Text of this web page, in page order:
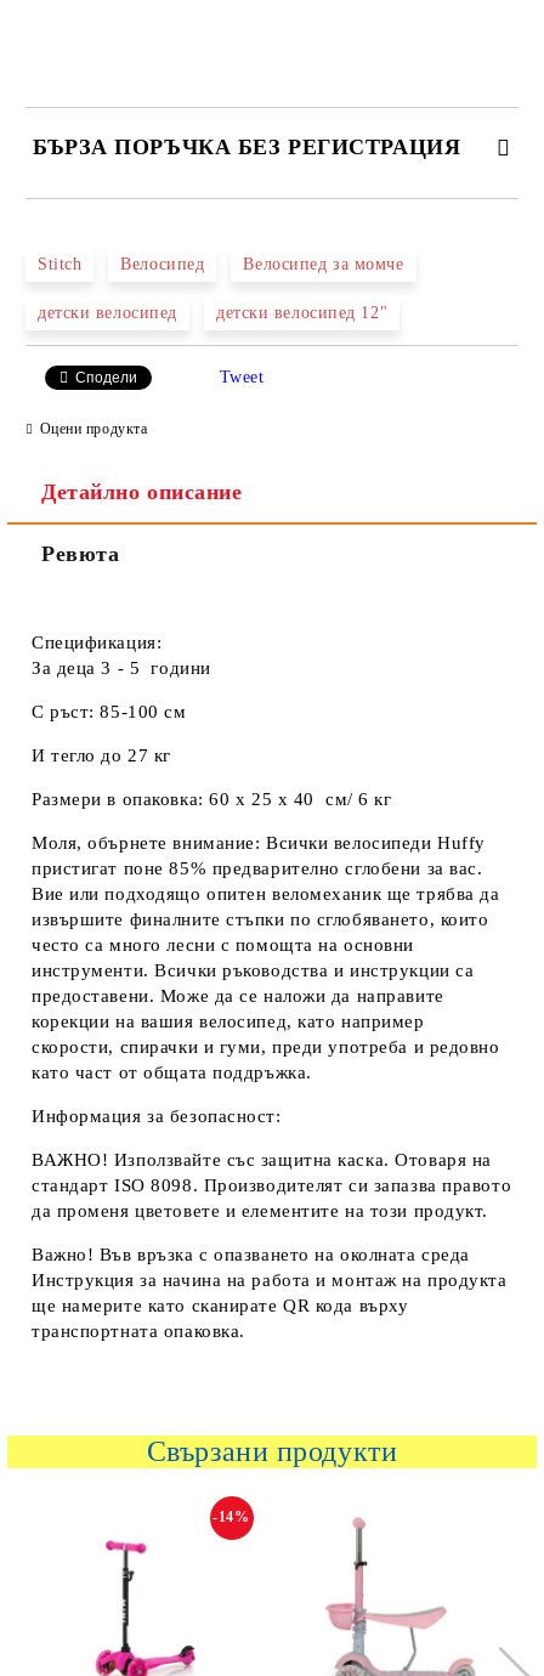
БЪРЗА ПОРЪЧКА БЕЗ РЕГИСТРАЦИЯ
Ние ще се свържем с вас в рамките на работния ден.
Stitch Велосипед Велосипед за момче
детски велосипед детски велосипед 12"
Сподели Tweet
Оцени продукта
Детайлно описание
Ревюта
Спецификация:
За деца 3 - 5 години
С ръст: 85-100 см
И тегло до 27 кг
Размери в опаковка: 60 х 25 х 40 см/ 6 кг
Моля, обърнете внимание: Всички велосипеди Huffy
пристигат поне 85% предварително сглобени за вас.
Вие или подходящо опитен веломеханик ще трябва да
извършите финалните стъпки по сглобяването, които
често са много лесни с помощта на основни
инструменти. Всички ръководства и инструкции са
предоставени. Може да се наложи да направите
корекции на вашия велосипед, като например
скорости, спирачки и гуми, преди употреба и редовно
като част от общата поддръжка.
Информация за безопасност:
ВАЖНО! Използвайте със защитна каска. Отоваря на
стандарт ISO 8098. Производителят си запазва правото
да променя цветовете и елементите на този продукт.
Важно! Във връзка с опазването на околната среда
Инструкция за начина на работа и монтаж на продукта
ще намерите като сканирате QR кода върху
транспортната опаковка.
Свързани продукти
-14%